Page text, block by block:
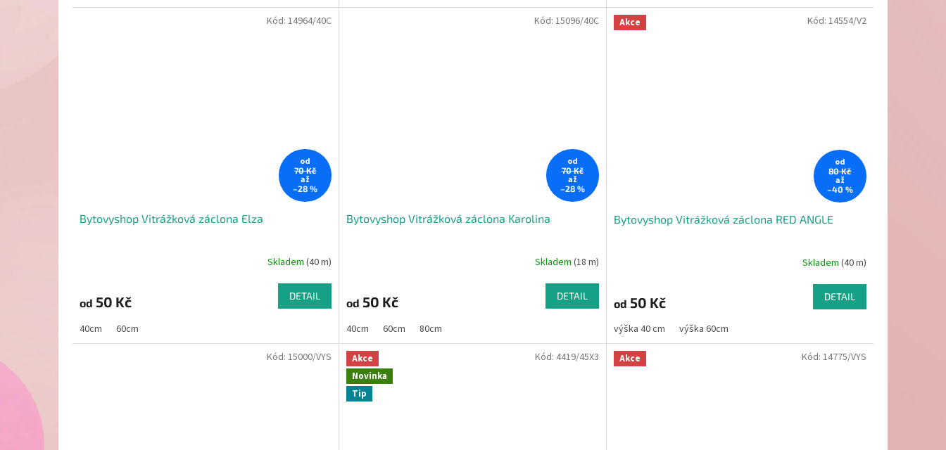
od
70 Kč
až
–28 %
Bytovyshop Vitrážková záclona Elza
Skladem(40 m)
od 50 Kč DETAIL
40cm 60cm
Kód:14964/40C
od
70 Kč
až
–28 %
Bytovyshop Vitrážková záclona Karolina
Skladem (18 m)
od 50 Kč DETAIL
40cm 60cm 80cm
Kód: 15096/40C Akce
od
80 Kč
až
–40 %
Bytovyshop Vitrážková záclona RED ANGLE
Skladem (40 m)
od 50 Kč DETAIL
výška 40 cm výška 60cm
Kód: 14554/V2
Kód:15000/VYS
Akce
Novinka
Tip
Kód: 4419/45X3 Akce Kód: 14775/VYS